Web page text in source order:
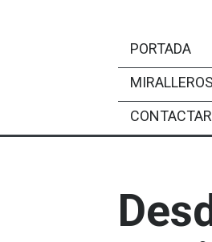
PORTADA
CONTACTAR